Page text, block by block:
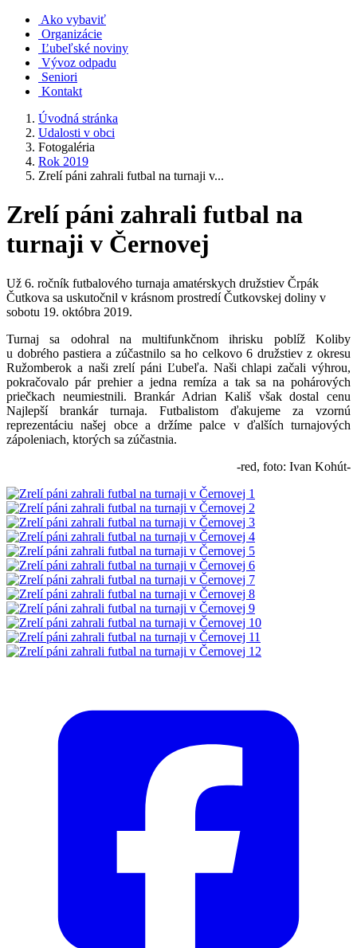
Ako vybaviť
Organizácie
Ľubeľské noviny
Vývoz odpadu
Seniori
Kontakt
Úvodná stránka
Udalosti v obci
Fotogaléria
Rok 2019
Zrelí páni zahrali futbal na turnaji v...
Zrelí páni zahrali futbal na
turnaji v Černovej
Už 6. ročník futbalového turnaja amatérskych družstiev Črpák
Čutkova sa uskutočnil v krásnom prostredí Čutkovskej doliny v
sobotu 19. októbra 2019.
Turnaj sa odohral na multifunkčnom ihrisku poblíž Koliby
u dobrého pastiera a zúčastnilo sa ho celkovo 6 družstiev z okresu
Ružomberok a naši zrelí páni Ľubeľa. Naši chlapi začali výhrou,
pokračovalo pár prehier a jedna remíza a tak sa na pohárových
priečkach neumiestnili. Brankár Adrian Kališ však dostal cenu
Najlepší brankár turnaja. Futbalistom ďakujeme za vzornú
reprezentáciu našej obce a držíme palce v ďalších turnajových
zápoleniach, ktorých sa zúčastnia.
-red, foto: Ivan Kohút-